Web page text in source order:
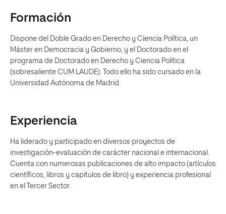
Formación
Dispone del Doble Grado en Derecho y Ciencia Política, un
Máster en Democracia y Gobierno, y el Doctorado en el
programa de Doctorado en Derecho y Ciencia Política
(sobresaliente CUM LAUDE). Todo ello ha sido cursado en la
Universidad Autónoma de Madrid.
Experiencia
Ha liderado y participado en diversos proyectos de
investigación-evaluación de carácter nacional e internacional.
Cuenta con numerosas publicaciones de alto impacto (artículos
científicos, libros y capítulos de libro) y experiencia profesional
en el Tercer Sector.